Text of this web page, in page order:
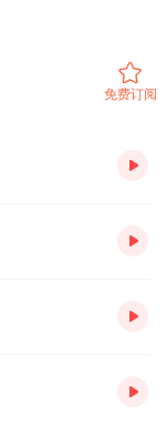
免费订阅